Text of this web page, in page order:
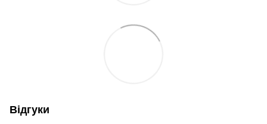
Відгуки